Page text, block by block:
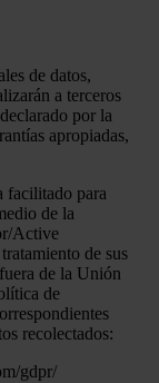
de datos,
a terceros
por la
apropiadas,
facilitado para
de la
Active
de sus
de la Unión
de
recolectados:
gdpr/